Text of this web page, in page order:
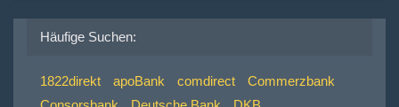
Häufige Suchen:
1822direkt apoBank comdirect
Commerzbank